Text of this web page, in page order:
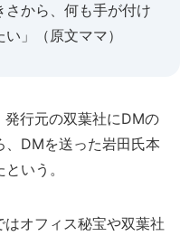
から、何も手が付け
」（原文ママ）
行元の双葉社にDMの
、DMを送った岩田氏本
いう。
オフィス秘宝や双葉社